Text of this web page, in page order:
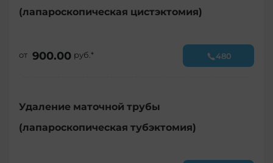
(лапароскопическая цистэктомия)
от 900.00 руб.* 480
Удаление маточной трубы
(лапароскопическая тубэктомия)